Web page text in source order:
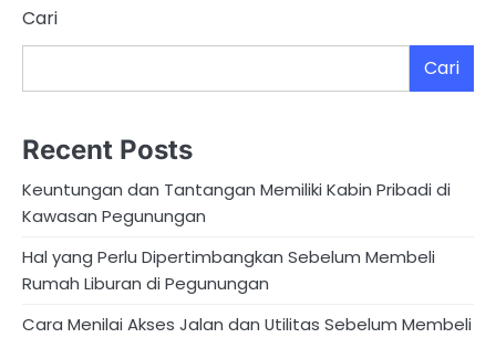
Cari
Cari
Recent Posts
Keuntungan dan Tantangan Memiliki Kabin Pribadi di
Kawasan Pegunungan
Hal yang Perlu Dipertimbangkan Sebelum Membeli
Rumah Liburan di Pegunungan
Cara Menilai Akses Jalan dan Utilitas Sebelum Membeli